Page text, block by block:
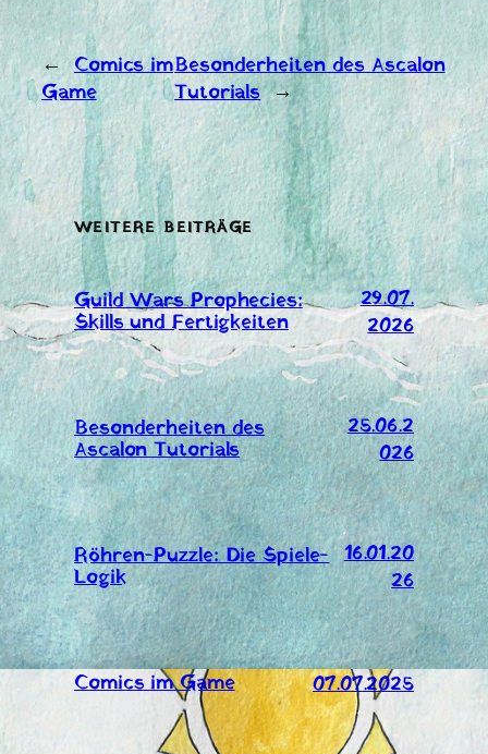
← Comics im
Game
Besonderheiten des Ascalon
Tutorials →
WEITERE BEITRÄGE
Guild Wars Prophecies:
Skills und Fertigkeiten
29.07.
2026
Besonderheiten des
Ascalon Tutorials
25.06.2
026
Röhren-Puzzle: Die Spiele-
Logik
16.01.20
26
Comics im Game 07.07.2025